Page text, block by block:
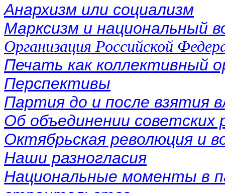
Анархизм или социализм
Марксизм и национальный
Организация Российской
Печать как коллективный
Перспективы
Партия до и после взятия
Об объединении советских
Октябрьская революция и
Наши разногласия
Национальные моменты в